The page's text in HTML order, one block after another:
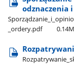
odznaczenia
_ordery.pdf